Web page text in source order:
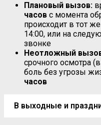
Плановый вызов:
часов с момента
происходит в тот
14:00, или на
звонке
Неотложный
срочного осмотра
боль без угрозы
часов
В выходные и